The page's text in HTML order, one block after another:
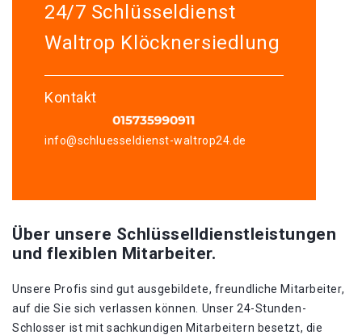
24/7 Schlüsseldienst
Waltrop Klöcknersiedlung
Kontakt
info@schluesseldienst-waltrop24.de
Über unsere Schlüsselldienstleistungen
und flexiblen Mitarbeiter.
Unsere Profis sind gut ausgebildete, freundliche Mitarbeiter,
auf die Sie sich verlassen können. Unser 24-Stunden-
Schlosser ist mit sachkundigen Mitarbeitern besetzt, die